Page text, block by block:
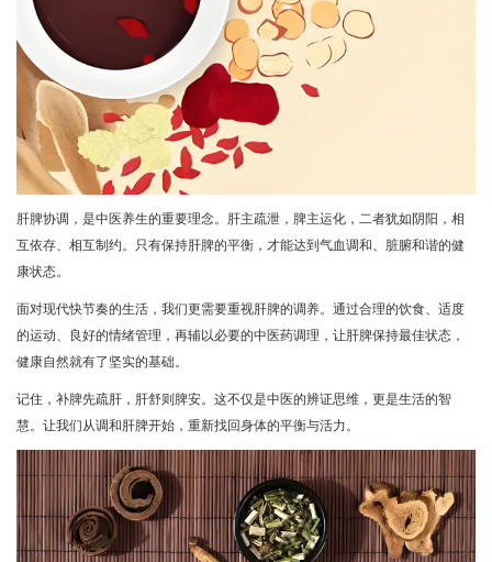
肝脾协调，是中医养生的重要理念。肝主疏泄，脾主运化，二者犹如阴阳，相
互依存、相互制约。只有保持肝脾的平衡，才能达到气血调和、脏腑和谐的健
康状态。
面对现代快节奏的生活，我们更需要重视肝脾的调养。通过合理的饮食、适度
的运动、良好的情绪管理，再辅以必要的中医药调理，让肝脾保持最佳状态，
健康自然就有了坚实的基础。
记住，补脾先疏肝，肝舒则脾安。这不仅是中医的辨证思维，更是生活的智
慧。让我们从调和肝脾开始，重新找回身体的平衡与活力。